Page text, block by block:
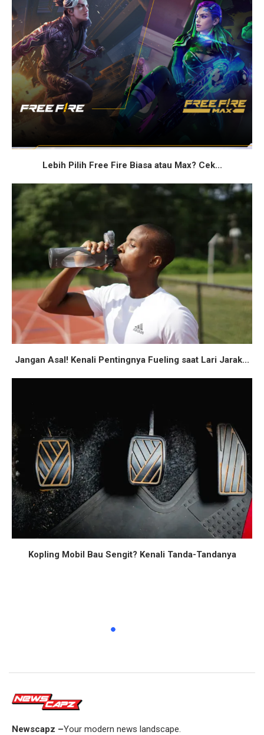
Lebih Pilih Free Fire Biasa atau Max? Cek...
Jangan Asal! Kenali Pentingnya Fueling saat Lari Jarak...
Kopling Mobil Bau Sengit? Kenali Tanda-Tandanya
Newscapz –Your modern news landscape.